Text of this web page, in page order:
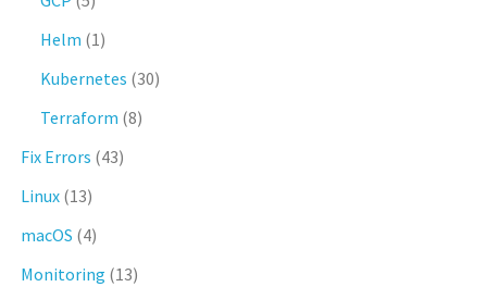
Helm (1)
Kubernetes (30)
Terraform (8)
Fix Errors (43)
Linux (13)
macOS (4)
Monitoring (13)